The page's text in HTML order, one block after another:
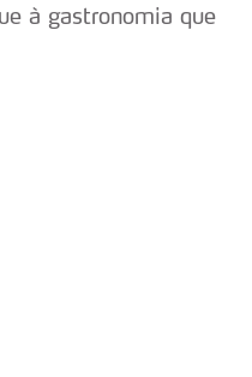
à gastronomia que